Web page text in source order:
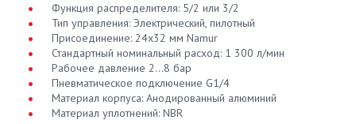
Функция распределителя: 5/2 или 3/2
Тип управления: Электрический, пилотный
Присоединение: 24x32 мм Namur
Стандартный номинальный расход: 1 300 л/мин
Рабочее давление 2...8 бар
Пневматическое подключение G1/4
Материал корпуса: Анодированный алюминий
Материал уплотнений: NBR